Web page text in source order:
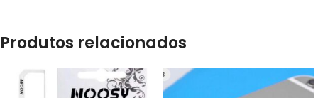
Produtos relacionados